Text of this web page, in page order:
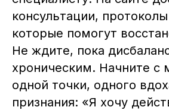
консультации,
которые помогут
Не ждите, пока
хроническим. Начните с
одной точки, одного
признания: «Я хочу